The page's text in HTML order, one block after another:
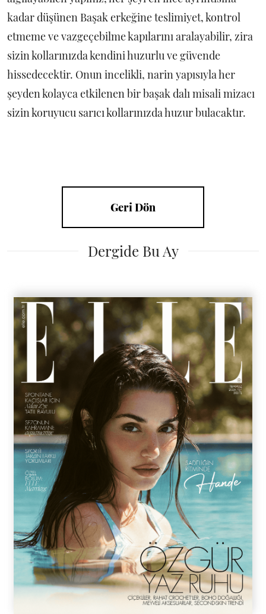
kadar düşünen Başak erkeğine teslimiyet, kontrol
etmeme ve vazgeçebilme kapılarını aralayabilir, zira
sizin kollarınızda kendini huzurlu ve güvende
hissedecektir. Onun incelikli, narin yapısıyla her
şeyden kolayca etkilenen bir başak dalı misali mizacı
sizin koruyucu sarıcı kollarınızda huzur bulacaktır.
Geri Dön
Dergide Bu Ay